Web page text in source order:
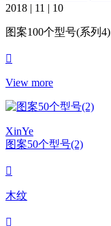
2018 | 11 | 10
图案100个型号(系列4)
View more
XinYe
图案50个型号(2)
木纹